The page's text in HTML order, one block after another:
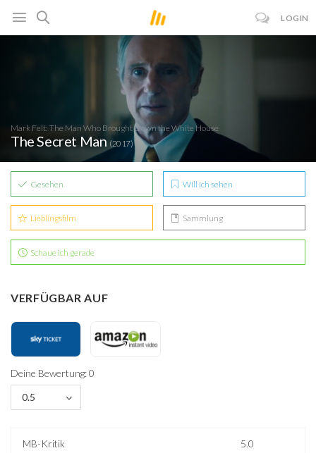
LOGIN
Mark Felt: The Man Who Brought Down the White House
The Secret Man (2017)
Gesehen Will ich sehen
Lieblingsfilm Sammlung
Schaue ich gerade
VERFÜGBAR AUF
Deine Bewertung: 0
0.5
MB-Kritik 5.0